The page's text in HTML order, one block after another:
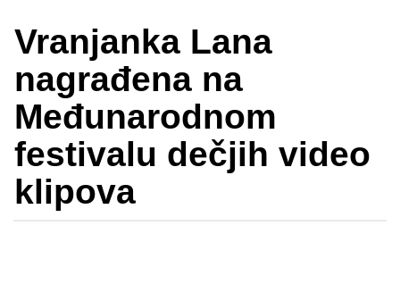
Vranjanka Lana
nagrađena na
Međunarodnom
festivalu dečjih video
klipova